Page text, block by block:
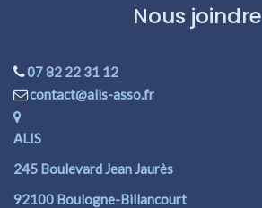
Nous joindre
07 82 22 31 12
contact@alis-asso.fr
ALIS
245 Boulevard Jean Jaurès
92100 Boulogne-Billancourt